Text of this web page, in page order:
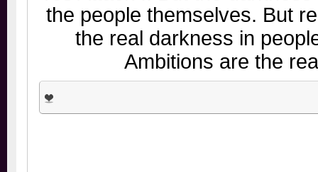
the people themselves. But
the real darkness in
Ambitions are the